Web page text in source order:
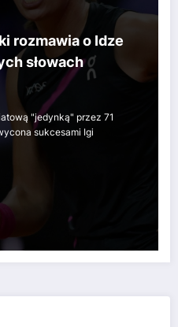
rozmawia o Idze
słowach
"jedynką" przez 71
sukcesami Igi